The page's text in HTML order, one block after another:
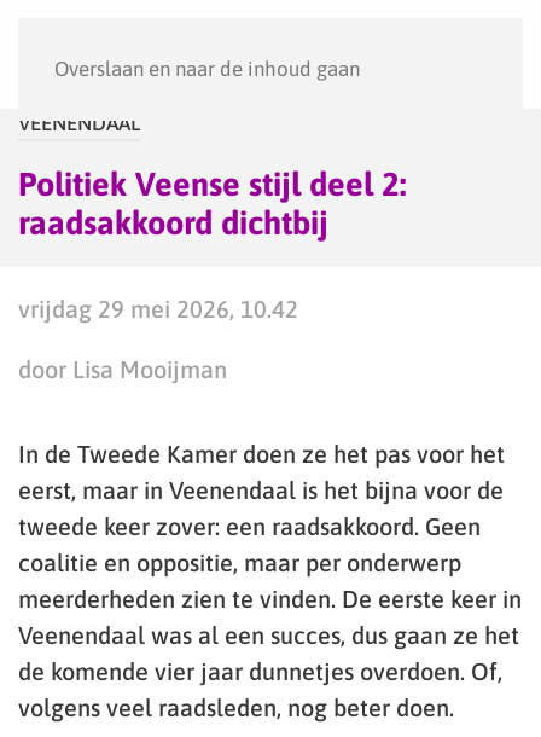
Overslaan en naar de inhoud gaan
VEENENDAAL
Politiek Veense stijl deel 2:
raadsakkoord dichtbij
vrijdag 29 mei 2026, 10.42
door Lisa Mooijman
In de Tweede Kamer doen ze het pas voor het
eerst, maar in Veenendaal is het bijna voor de
tweede keer zover: een raadsakkoord. Geen
coalitie en oppositie, maar per onderwerp
meerderheden zien te vinden. De eerste keer in
Veenendaal was al een succes, dus gaan ze het
de komende vier jaar dunnetjes overdoen. Of,
volgens veel raadsleden, nog beter doen.